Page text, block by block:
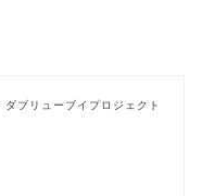
ブリューブイプロジェクト